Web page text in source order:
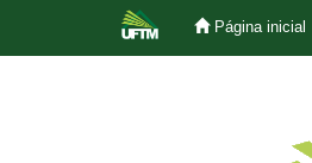
Página inicial